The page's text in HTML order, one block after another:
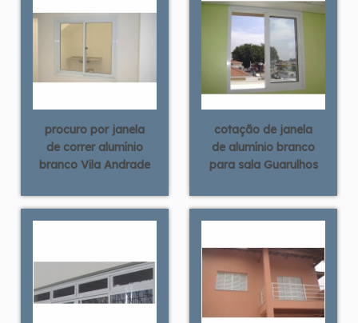
procuro por janela
de correr alumínio
branco Vila Andrade
cotação de janela
de alumínio branco
para sala Guarulhos